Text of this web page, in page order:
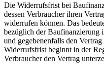
Die Widerrufsfrist bei
dessen Verbraucher ihren
widerrufen können. Das
bezüglich der Baufinanzierung
und gegebenenfalls den
Widerrufsfrist beginnt in der
Verbraucher den Vertrag